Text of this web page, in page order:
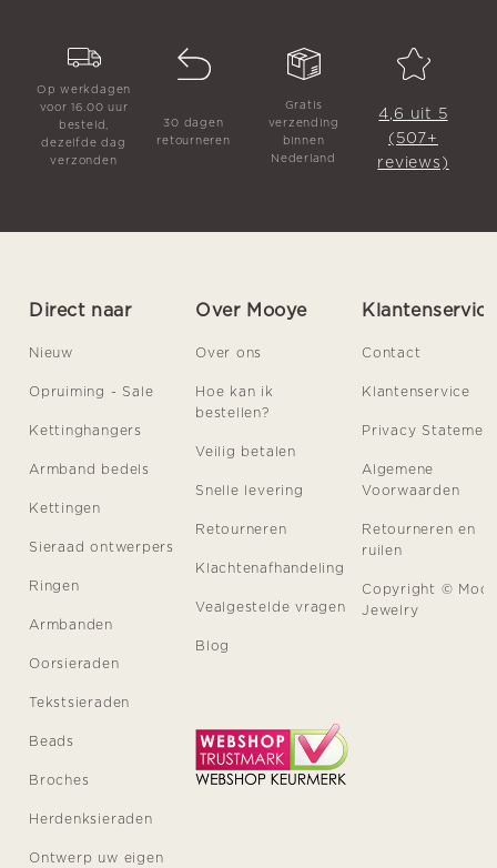
Op werkdagen
voor 16.00 uur
besteld,
dezelfde dag
verzonden
30 dagen
retourneren
Gratis
verzending
binnen
Nederland
4,6 uit 5
(507+
reviews)
Direct naar
Nieuw
Opruiming - Sale
Kettinghangers
Armband bedels
Kettingen
Sieraad ontwerpers
Ringen
Armbanden
Oorsieraden
Tekstsieraden
Beads
Broches
Herdenksieraden
Ontwerp uw eigen
Over Mooye
Over ons
Hoe kan ik
bestellen?
Veilig betalen
Snelle levering
Retourneren
Klachtenafhandeling
Vealgestelde vragen
Blog
Klantenservice
Contact
Klantenservice
Privacy
Algemene
Voorwaarden
Retourneren en
ruilen
Copyright ©
Jewelry